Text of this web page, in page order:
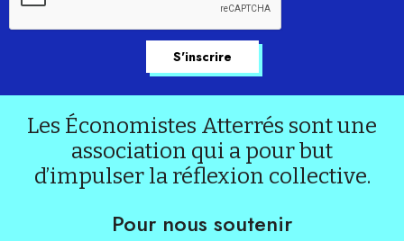
Les Économistes Atterrés sont une
association qui a pour but
d’impulser la réflexion collective.
Pour nous soutenir